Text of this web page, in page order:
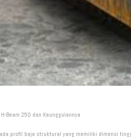
Beam 250 dan Keunggulannya
profil baja struktural yang memiliki dimensi